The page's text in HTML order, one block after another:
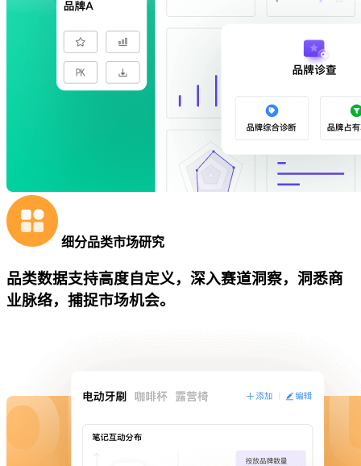
细分品类市场研究
品类数据支持高度自定义，深入赛道洞察，洞悉商
业脉络，捕捉市场机会。